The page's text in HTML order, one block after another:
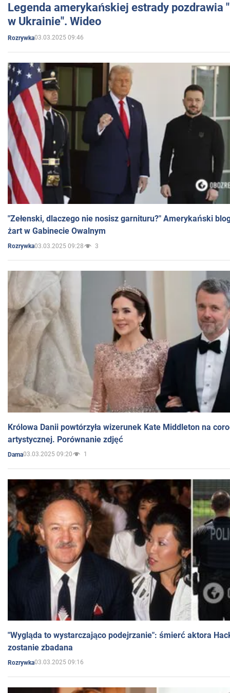
Legenda amerykańskiej estrady pozdrawia
w Ukrainie". Wideo
Rozrywka03.03.2025 09:46
"Zełenski, dlaczego nie nosisz garnituru?" Amerykański
żart w Gabinecie Owalnym
Rozrywka03.03.2025 09:28 3
Królowa Danii powtórzyła wizerunek Kate Middleton na
artystycznej. Porównanie zdjęć
Dama03.03.2025 09:20 1
"Wygląda to wystarczająco podejrzanie": śmierć aktora
zostanie zbadana
Rozrywka03.03.2025 09:16